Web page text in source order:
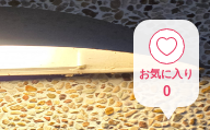
お気に入り
0